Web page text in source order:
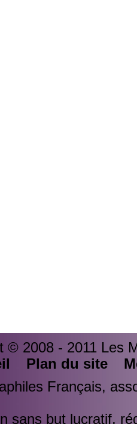
© 2008 - 2011 Les
Plan du site
Français,
sans but lucratif,